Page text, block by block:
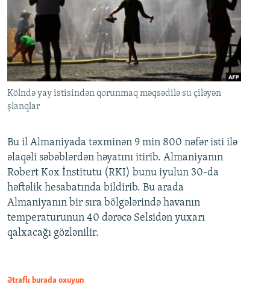
Kölndə yay istisindən qorunmaq məqsədilə su çiləyən
şlanqlar
Bu il Almaniyada təxminən 9 min 800 nəfər isti ilə
əlaqəli səbəblərdən həyatını itirib. Almaniyanın
Robert Kox İnstitutu (RKI) bunu iyulun 30-da
həftəlik hesabatında bildirib. Bu arada
Almaniyanın bir sıra bölgələrində havanın
temperaturunun 40 dərəcə Selsidən yuxarı
qalxacağı gözlənilir.
Ətraflı burada oxuyun